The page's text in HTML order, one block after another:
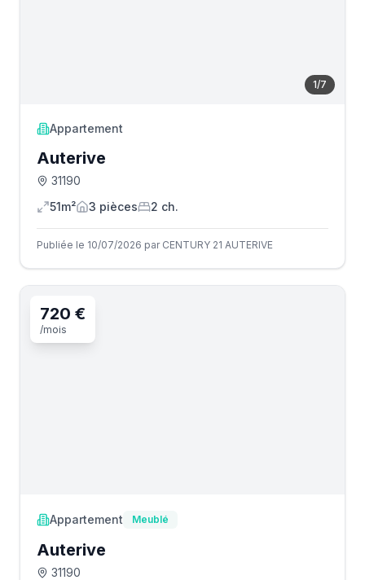
1/7
Appartement
Auterive
31190
51m²
3 pièces 2 ch.
Publiée le 10/07/2026 par CENTURY 21 AUTERIVE
720 €
/mois
Appartement Meublé
Auterive
31190